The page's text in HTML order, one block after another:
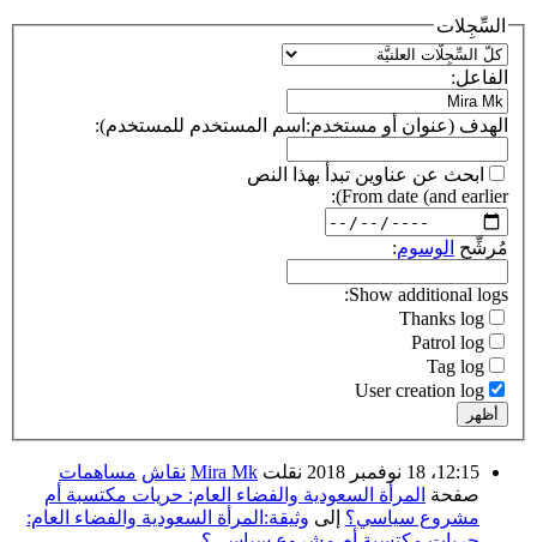
السِّجِلات
الفاعل:
الهدف (عنوان أو مستخدم:اسم المستخدم للمستخدم):
ابحث عن عناوين تبدأ بهذا النص
From date (and earlier):
مُرشِّح الوسوم:
Show additional logs:
Thanks log
Patrol log
Tag log
User creation log
أظهر
12:15، 18 نوفمبر 2018 نقلت Mira Mk نقاش مساهمات
صفحة المرأة السعودية والفضاء العام: حريات مكتسبة أم
مشروع سياسي؟ إلى وثيقة:المرأة السعودية والفضاء العام: